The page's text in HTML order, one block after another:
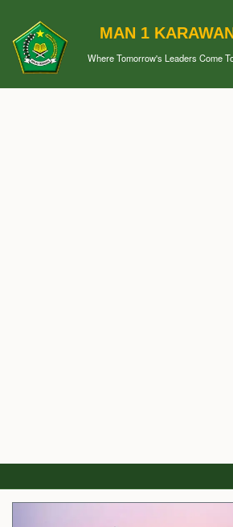
MAN 1
Where Tomorrow's Leaders Come